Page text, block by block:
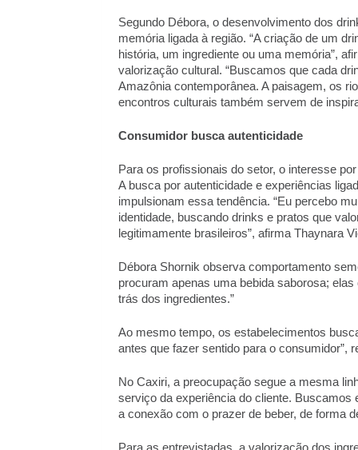
Segundo Débora, o desenvolvimento dos
memória ligada à região. “A criação de um
história, um ingrediente ou uma memória”,
valorização cultural. “Buscamos que cada
Amazônia contemporânea. A paisagem, os
encontros culturais também servem de
Consumidor busca autenticidade
Para os profissionais do setor, o interesse
A busca por autenticidade e experiências
impulsionam essa tendência. “Eu percebo
identidade, buscando drinks e pratos que
legitimamente brasileiros”, afirma Thaynara
Débora Shornik observa comportamento
procuram apenas uma bebida saborosa;
trás dos ingredientes.”
Ao mesmo tempo, os estabelecimentos
antes que fazer sentido para o consumidor”,
No Caxiri, a preocupação segue a mesma
serviço da experiência do cliente.
a conexão com o prazer de beber, de forma